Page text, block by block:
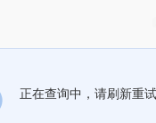
正在查询中，请刷新重试